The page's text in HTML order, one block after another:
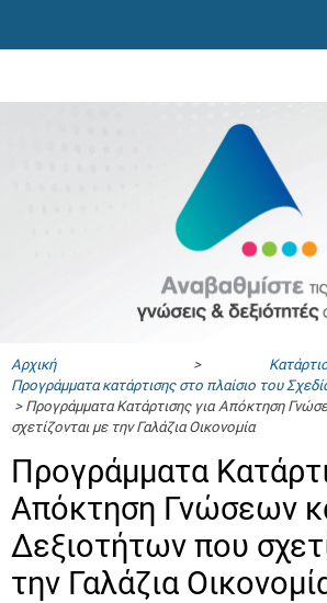
Αρχική>
Προγράμματα κατάρτισης στο πλαίσιο του
> Προγράμματα Κατάρτισης για Απόκτηση
σχετίζονται με την Γαλάζια Οικονομία
Προγράμματα
Απόκτηση Γνώσεων
Δεξιοτήτων που
την Γαλάζια